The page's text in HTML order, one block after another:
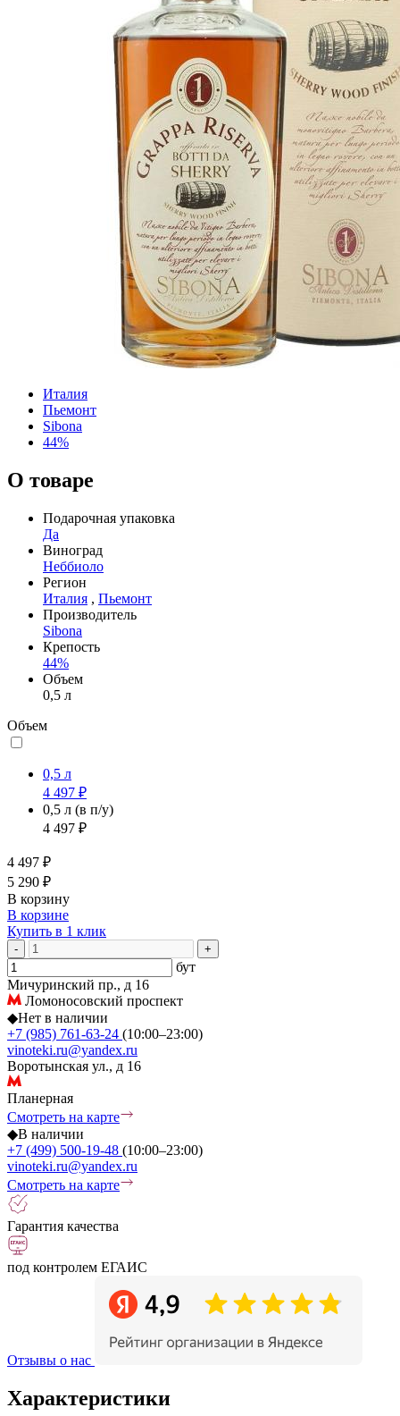
Италия
Пьемонт
Sibona
44%
О товаре
Подарочная упаковка
Да
Виноград
Неббиоло
Регион
Италия , Пьемонт
Производитель
Sibona
Крепость
44%
Объем
0,5 л
Объем
0,5 л
4 497 ₽
0,5 л (в п/у)
4 497 ₽
4 497 ₽
5 290 ₽
В корзину
В корзине
Купить в 1 клик
- +
бут
Мичуринский пр., д 16
Ломоносовский проспект
◆Нет в наличии
+7 (985) 761-63-24 (10:00–23:00)
vinoteki.ru@yandex.ru
Воротынская ул., д 16
Планерная
Смотреть на карте
◆В наличии
+7 (499) 500-19-48 (10:00–23:00)
vinoteki.ru@yandex.ru
Смотреть на карте
Гарантия качества
под контролем ЕГАИС
Отзывы о нас
Характеристики